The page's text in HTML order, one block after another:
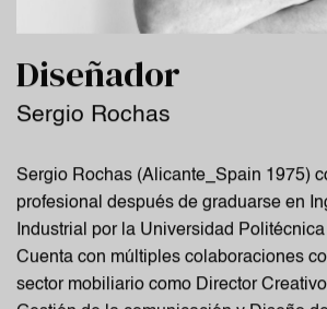
Diseñador
Sergio Rochas
Sergio Rochas (Alicante_Spain 1975)
profesional después de graduarse en
Industrial por la Universidad
Cuenta con múltiples colaboraciones
sector mobiliario como Director